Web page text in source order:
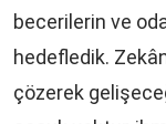
becerilerin ve
hedefledik.
çözerek